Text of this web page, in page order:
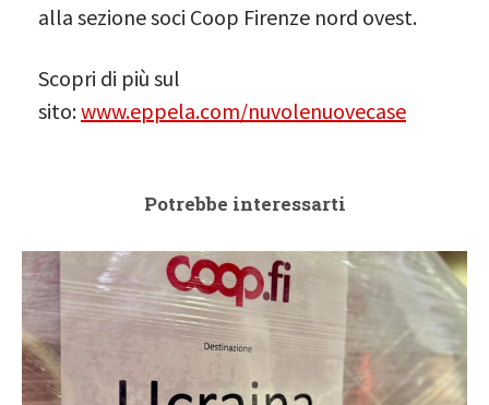
alla sezione soci Coop Firenze nord ovest.
Scopri di più sul
sito:www.eppela.com/nuvolenuovecase
Potrebbe interessarti